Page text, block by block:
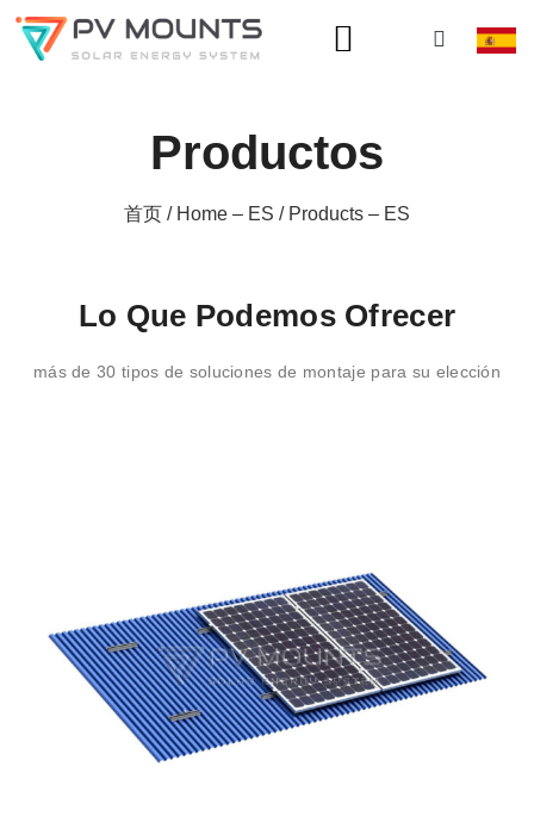
Productos
首页 / Home – ES / Products – ES
Lo Que Podemos Ofrecer
más de 30 tipos de soluciones de montaje para su elección